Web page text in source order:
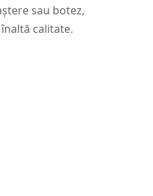
sau botez,
calitate.